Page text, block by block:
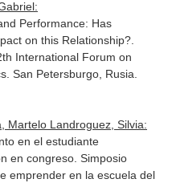
Performance: Has
on this Relationship?.
International Forum on
San Petersburgo, Rusia.
Martelo Landroguez, Silvia:
en el estudiante
en congreso. Simposio
emprender en la escuela del